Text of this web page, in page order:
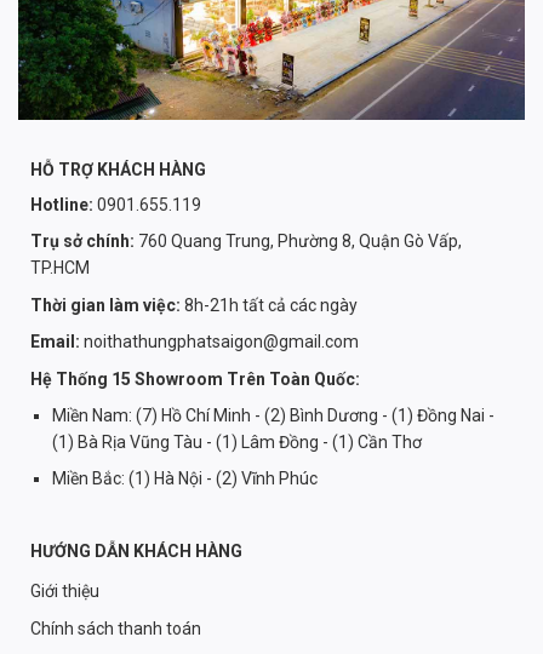
HỖ TRỢ KHÁCH HÀNG
Hotline: 0901.655.119
Trụ sở chính: 760 Quang Trung, Phường 8, Quận Gò Vấp,
TP.HCM
Thời gian làm việc: 8h-21h tất cả các ngày
Email: noithathungphatsaigon@gmail.com
Hệ Thống 15 Showroom Trên Toàn Quốc:
Miền Nam: (7) Hồ Chí Minh - (2) Bình Dương - (1) Đồng Nai -
(1) Bà Rịa Vũng Tàu - (1) Lâm Đồng - (1) Cần Thơ
Miền Bắc: (1) Hà Nội - (2) Vĩnh Phúc
HƯỚNG DẪN KHÁCH HÀNG
Giới thiệu
Chính sách thanh toán